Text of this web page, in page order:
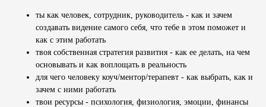
ты как человек, сотрудник, руководитель - как и зачем
создавать видение самого себя, что тебе в этом поможет и
как с этим работать
твоя собственная стратегия развития - как ее делать, на чем
основывать и как воплощать в реальность
для чего человеку коуч/ментор/терапевт - как выбрать, как и
зачем с ними работать
твои ресурсы - психология, физиология, эмоции, финансы